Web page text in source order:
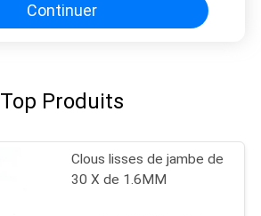
Continuer
Top Produits
Clous lisses de jambe de
30 X de 1.6MM